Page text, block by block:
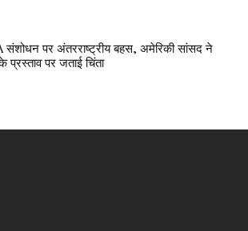
संशोधन पर अंतरराष्ट्रीय बहस, अमेरिकी सांसद ने
प्रस्ताव पर जताई चिंता